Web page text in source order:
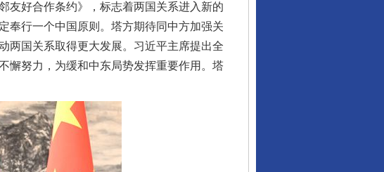
友好合作条约》，标志着两国关系进入新的
奉行一个中国原则。塔方期待同中方加强关
两国关系取得更大发展。习近平主席提出全
懈努力，为缓和中东局势发挥重要作用。塔